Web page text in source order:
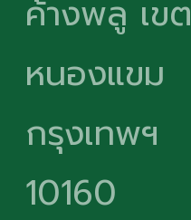
ค้างพลู เขต
หนองแขม
กรุงเทพฯ
10160